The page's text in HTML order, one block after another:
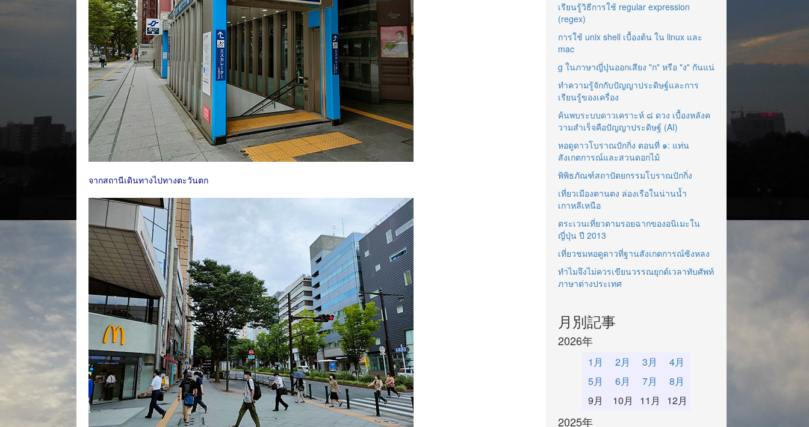
จากสถานีเดินทางไปทางตะวันตก
เรียนรู้วิธีการใช้ regular expression
(regex)
การใช้ unix shell เบื้องต้น ใน linux และ
mac
g ในภาษาญี่ปุ่นออกเสียง "ก" หรือ "ง" กันแน่
ทำความรู้จักกับปัญญาประดิษฐ์และการ
เรียนรู้ของเครื่อง
ค้นพบระบบดาวเคราะห์ ๘ ดวง เบื้องหลังค
วามสำเร็จคือปัญญาประดิษฐ์ (AI)
หอดูดาวโบราณปักกิ่ง ตอนที่ ๑: แท่น
สังเกตการณ์และสวนดอกไม้
พิพิธภัณฑ์สถาปัตยกรรมโบราณปักกิ่ง
เที่ยวเมืองตานตง ล่องเรือในน่านน้ำ
เกาหลีเหนือ
ตระเวนเที่ยวตามรอยฉากของอนิเมะใน
ญี่ปุ่น ปี 2013
เที่ยวชมหอดูดาวที่ฐานสังเกตการณ์ซิงหลง
ทำไมจึงไม่ควรเขียนวรรณยุกต์เวลาทับศัพท์
ภาษาต่างประเทศ
月別記事
2026年
1月 2月 3月
4月
5月
6月 7月
8月
9月
10月 11月 12月
2025年